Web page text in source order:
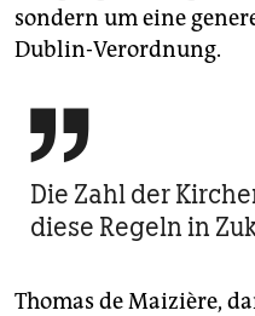
sondern um eine
Dublin-Verordnung.

Die Zahl der
diese Regeln in
Thomas de Maizière,